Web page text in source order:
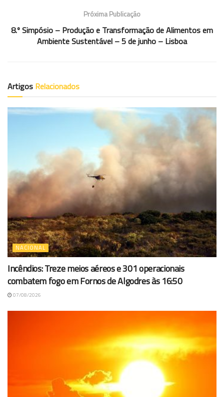
Próxima Publicação
8.º Simpósio – Produção e Transformação de Alimentos em
Ambiente Sustentável – 5 de junho – Lisboa
Artigos Relacionados
NACIONAL
Incêndios: Treze meios aéreos e 301 operacionais
combatem fogo em Fornos de Algodres às 16:50
07/08/2026